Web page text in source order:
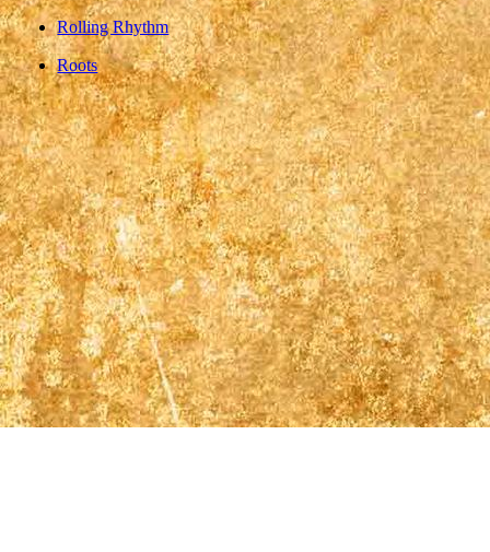
Rolling Rhythm
Roots